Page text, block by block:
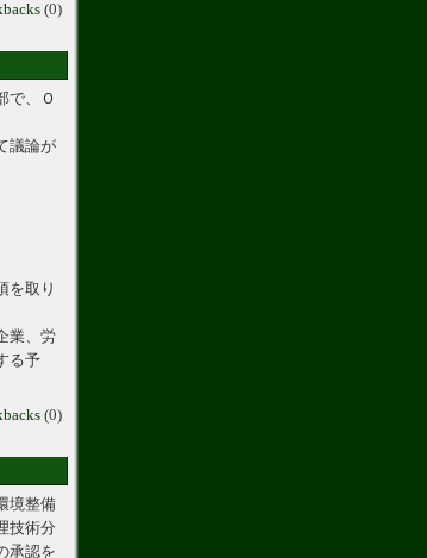
(0)
で、Ｏ
議論が
を取り
業、労
る予
(0)
境整備
技術分
承認を